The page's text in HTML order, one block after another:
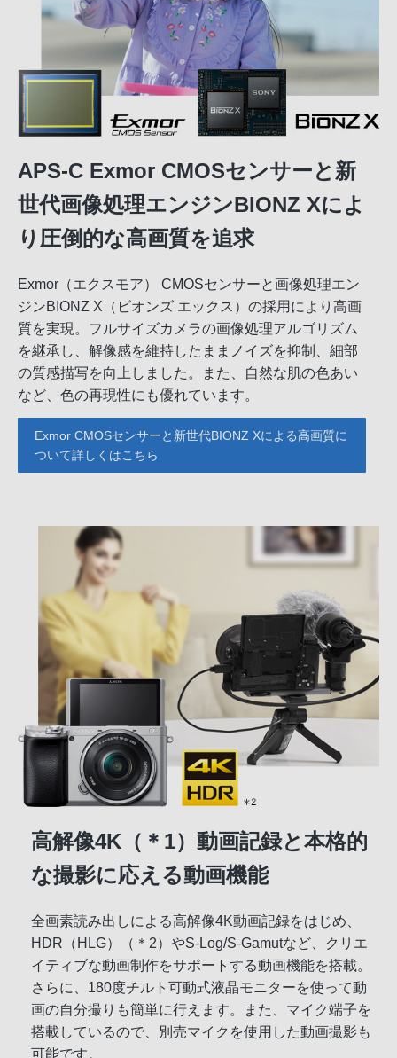
APS-C Exmor CMOSセンサーと新
世代画像処理エンジンBIONZ Xによ
り圧倒的な高画質を追求
Exmor（エクスモア） CMOSセンサーと画像処理エン
ジンBIONZ X（ビオンズ エックス）の採用により高画
質を実現。フルサイズカメラの画像処理アルゴリズム
を継承し、解像感を維持したままノイズを抑制、細部
の質感描写を向上しました。また、自然な肌の色あい
など、色の再現性にも優れています。
Exmor CMOSセンサーと新世代BIONZ Xによる高画質に
ついて詳しくはこちら
高解像4K（＊1）動画記録と本格的
な撮影に応える動画機能
全画素読み出しによる高解像4K動画記録をはじめ、
HDR（HLG）（＊2）やS-Log/S-Gamutなど、クリエ
イティブな動画制作をサポートする動画機能を搭載。
さらに、180度チルト可動式液晶モニターを使って動
画の自分撮りも簡単に行えます。また、マイク端子を
搭載しているので、別売マイクを使用した動画撮影も
可能です。